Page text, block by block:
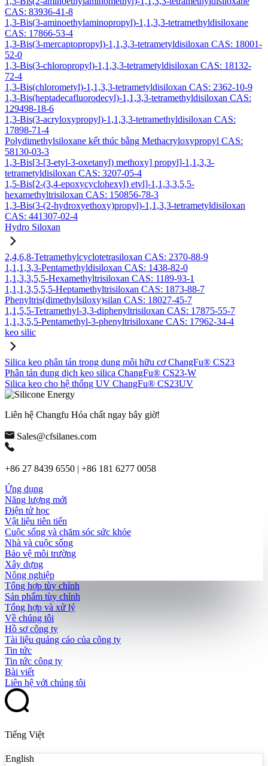
CAS: 83936-41-8
1,3-Bis(3-aminoethylaminopropyl)-1,1,3,3-tetramethyldisiloxane
CAS: 17866-53-4
1,3-Bis(3-mercaptopropyl)-1,1,3,3-tetrametyldisiloxan CAS: 18001-
52-0
1,3-Bis(3-chloropropyl)-1,1,3,3-tetrametyldisiloxan CAS: 18132-
72-4
1,3-Bis(chlorometyl)-1,1,3,3-tetrametyldisiloxan CAS: 2362-10-9
1,3-Bis(heptadecafluorodecyl)-1,1,3,3-tetramethyldisiloxan CAS:
129498-18-6
1,3-Bis(3-acryloxypropyl)-1,1,3,3-tetramethyldisiloxan CAS:
17898-71-4
Polydimethylsiloxane kết thúc bằng Methacryloxypropyl CAS:
58130-03-3
1,3-Bis[3-[3-etyl-3-oxetanyl) methoxy] propyl]-1,1,3,3-
tetrametyldisiloxan CAS: 3207-05-4
1,5-Bis[2-(3,4-epoxycyclohexyl) etyl]-1,1,3,3,5,5-
hexamethyltrisiloxan CAS: 150856-78-3
1,3-Bis(3-(2-hydroxyethoxy)propyl)-1,1,3,3-tetrametyldisiloxan
CAS: 441307-02-4
Hydro Siloxan
2,4,6,8-Tetramethylcyclotetrasiloxan CAS: 2370-88-9
1,1,1,3,3-Pentamethyldisiloxan CAS: 1438-82-0
1,1,3,3,5,5-Hexamethyltrisiloxan CAS: 1189-93-1
1,1,1,3,5,5,5-Heptamethyltrisiloxan CAS: 1873-88-7
Phenyltris(dimethylsiloxy)silan CAS: 18027-45-7
1,1,5,5-Tetramethyl-3,3-diphenyltrisiloxan CAS: 17875-55-7
1,1,3,5,5-Pentamethyl-3-phenyltrisiloxane CAS: 17962-34-4
keo silic
Silica keo phân tán trong dung môi hữu cơ ChangFu® CS23
Phân tán dung dịch keo silica ChangFu® CS23-W
Silica keo cho hệ thống UV ChangFu® CS23UV
Liên hệ Changfu Hóa chất ngay bây giờ!
Sales@cfsilanes.com
+86 27 8439 6550 | +86 181 6277 0058
Ứng dụng
Năng lượng mới
Điện tử học
Vật liệu tiên tiến
Cuộc sống và chăm sóc sức khỏe
Nhà và cuộc sống
Bảo vệ môi trường
Xây dựng
Nông nghiệp
Tổng hợp tùy chỉnh
Sản phẩm tùy chỉnh
Tổng hợp và xử lý
Về chúng tôi
Hồ sơ công ty
Tài liệu quảng cáo của công ty
Tin tức
Tin tức công ty
Bài viết
Liên hệ với chúng tôi
Tiếng Việt
English